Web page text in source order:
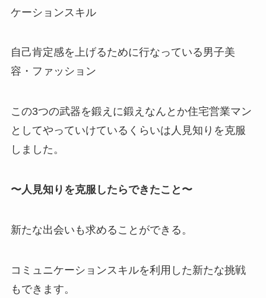
ケーションスキル
自己肯定感を上げるために行なっている男子美
容・ファッション
この3つの武器を鍛えに鍛えなんとか住宅営業マン
としてやっていけているくらいは人見知りを克服
しました。
〜人見知りを克服したらできたこと〜
新たな出会いも求めることができる。
コミュニケーションスキルを利用した新たな挑戦
もできます。